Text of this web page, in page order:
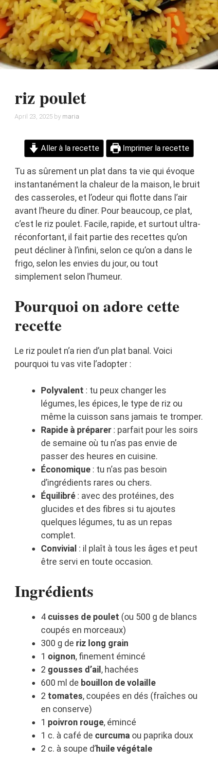
riz poulet
April 23, 2025 by maria
Aller à la recette Imprimer la recette
Tu as sûrement un plat dans ta vie qui évoque
instantanément la chaleur de la maison, le bruit
des casseroles, et l’odeur qui flotte dans l’air
avant l’heure du dîner. Pour beaucoup, ce plat,
c’est le riz poulet. Facile, rapide, et surtout ultra-
réconfortant, il fait partie des recettes qu’on
peut décliner à l’infini, selon ce qu’on a dans le
frigo, selon les envies du jour, ou tout
simplement selon l’humeur.
Pourquoi on adore cette
recette
Le riz poulet n’a rien d’un plat banal. Voici
pourquoi tu vas vite l’adopter :
Polyvalent : tu peux changer les
légumes, les épices, le type de riz ou
même la cuisson sans jamais te tromper.
Rapide à préparer : parfait pour les soirs
de semaine où tu n’as pas envie de
passer des heures en cuisine.
Économique : tu n’as pas besoin
d’ingrédients rares ou chers.
Équilibré : avec des protéines, des
glucides et des fibres si tu ajoutes
quelques légumes, tu as un repas
complet.
Convivial : il plaît à tous les âges et peut
être servi en toute occasion.
Ingrédients
4 cuisses de poulet (ou 500 g de blancs
coupés en morceaux)
300 g de riz long grain
1 oignon, finement émincé
2 gousses d’ail , hachées
600 ml de bouillon de volaille
2 tomates, coupées en dés (fraîches ou
en conserve)
1 poivron rouge, émincé
1 c. à café de curcuma ou paprika doux
2 c. à soupe d’huile végétale